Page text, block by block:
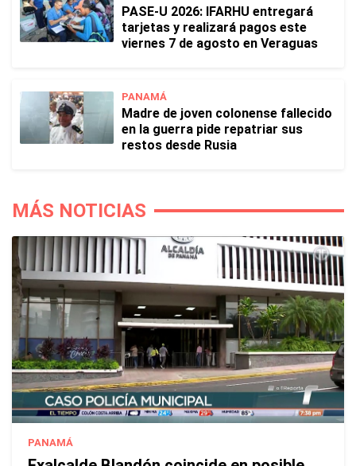
PASE-U 2026: IFARHU entregará
tarjetas y realizará pagos este
viernes 7 de agosto en Veraguas
PANAMÁ
Madre de joven colonense fallecido
en la guerra pide repatriar sus
restos desde Rusia
MÁS NOTICIAS
PANAMÁ